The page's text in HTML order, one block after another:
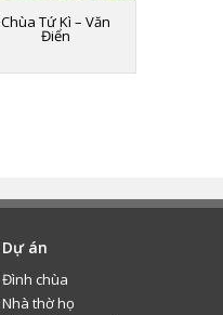
Chùa Tứ Kì – Văn
Điển
Dự án
Đình chùa
Nhà thờ họ